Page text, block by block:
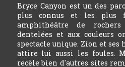
Bryce Canyon est un des
plus connus et les plus
amphithéâtre de
dentelées et aux couleurs
spectacle unique. Zion et ses
attire lui aussi les foules.
recèle bien d'autres sites